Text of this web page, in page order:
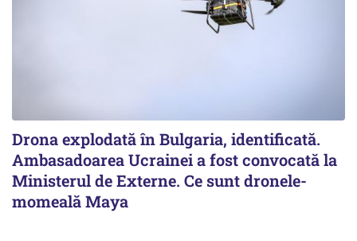
Drona explodată în Bulgaria, identificată.
Ambasadoarea Ucrainei a fost convocată la
Ministerul de Externe. Ce sunt dronele-
momeală Maya